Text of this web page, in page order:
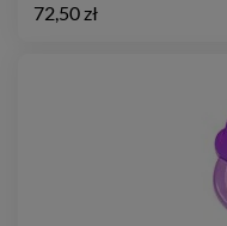
72,50 zł